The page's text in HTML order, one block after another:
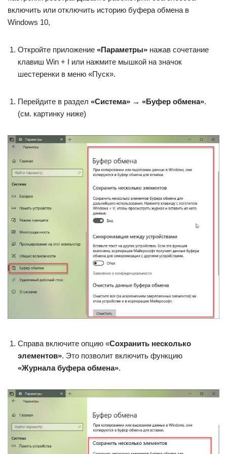
включить или отключить историю буфера обмена в
Windows 10,
Откройте приложение «Параметры» нажав сочетание
клавиш Win + I или нажмите мышкой на значок
шестеренки в меню «Пуск».
Перейдите в раздел «Система» → «Буфер обмена».
(см. картинку ниже)
Справа включите опцию «Сохранить несколько
элементов». Это позволит включить функцию
«Журнала буфера обмена».